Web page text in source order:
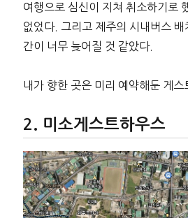
여행으로 심신이 지쳐 취소하기로
없었다. 그리고 제주의 시내버스 배
간이 너무 늦어질 것 같았다.
내가 향한 곳은 미리 예약해둔 게스
미소게스트하우스